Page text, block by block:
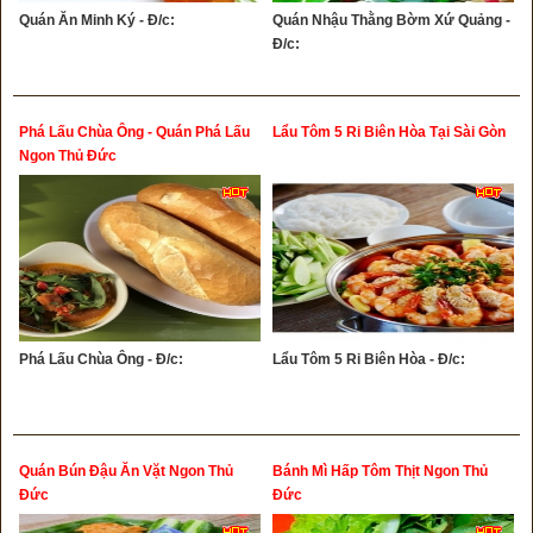
Quán Ăn Minh Ký - Đ/c:
Quán Nhậu Thằng Bờm Xứ Quảng -
Đ/c:
Phá Lấu Chùa Ông - Quán Phá Lấu
Ngon Thủ Đức
Phá Lấu Chùa Ông - Đ/c:
Lẩu Tôm 5 Ri Biên Hòa Tại Sài Gòn
Lẩu Tôm 5 Ri Biên Hòa - Đ/c:
Quán Bún Đậu Ăn Vặt Ngon Thủ
Đức
Bánh Mì Hấp Tôm Thịt Ngon Thủ
Đức